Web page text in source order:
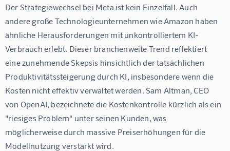
Der Strategiewechsel bei Meta ist kein Einzelfall. Auch
andere große Technologieunternehmen wie Amazon haben
ähnliche Herausforderungen mit unkontrolliertem KI-
Verbrauch erlebt. Dieser branchenweite Trend reflektiert
eine zunehmende Skepsis hinsichtlich der tatsächlichen
Produktivitätssteigerung durch KI, insbesondere wenn die
Kosten nicht effektiv verwaltet werden. Sam Altman, CEO
von OpenAI, bezeichnete die Kostenkontrolle kürzlich als ein
"riesiges Problem" unter seinen Kunden, was
möglicherweise durch massive Preiserhöhungen für die
Modellnutzung verstärkt wird.